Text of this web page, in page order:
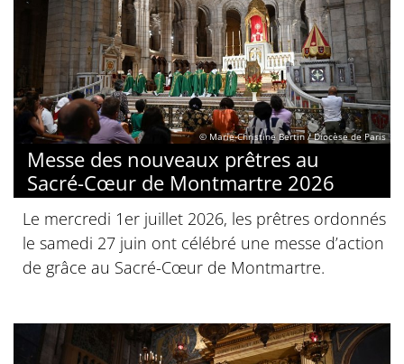
© Marie-Christine Bertin / Diocèse de Paris
Messe des nouveaux prêtres au
Sacré-Cœur de Montmartre 2026
Le mercredi 1er juillet 2026, les prêtres ordonnés
le samedi 27 juin ont célébré une messe d’action
de grâce au Sacré-Cœur de Montmartre.